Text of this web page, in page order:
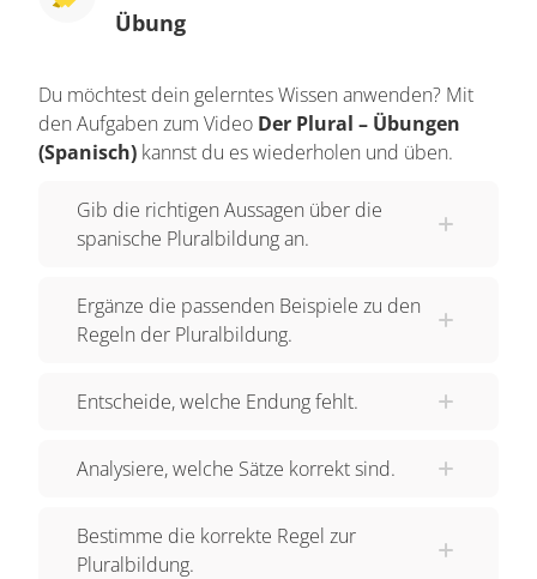
Übung
Du möchtest dein gelerntes Wissen anwenden? Mit
den Aufgaben zum Video Der Plural – Übungen
(Spanisch) kannst du es wiederholen und üben.
Gib die richtigen Aussagen über die
spanische Pluralbildung an.
Ergänze die passenden Beispiele zu den
Regeln der Pluralbildung.
Entscheide, welche Endung fehlt.
Analysiere, welche Sätze korrekt sind.
Bestimme die korrekte Regel zur
Pluralbildung.